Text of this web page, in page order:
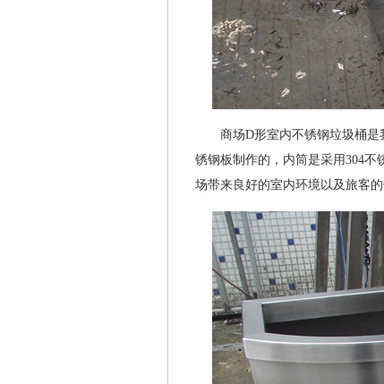
商场D形室内不锈钢垃圾桶是
锈钢板制作的，内筒是采用304
场带来良好的室内环境以及旅客的